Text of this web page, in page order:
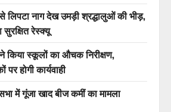
लिपटा नाग देख उमड़ी श्रद्धालुओं की भीड़,
सुरक्षित रेस्क्यू
स्कूलों का औचक निरीक्षण,
होगी कार्यवाही
में गूंजा खाद बीज कमीं का मामला